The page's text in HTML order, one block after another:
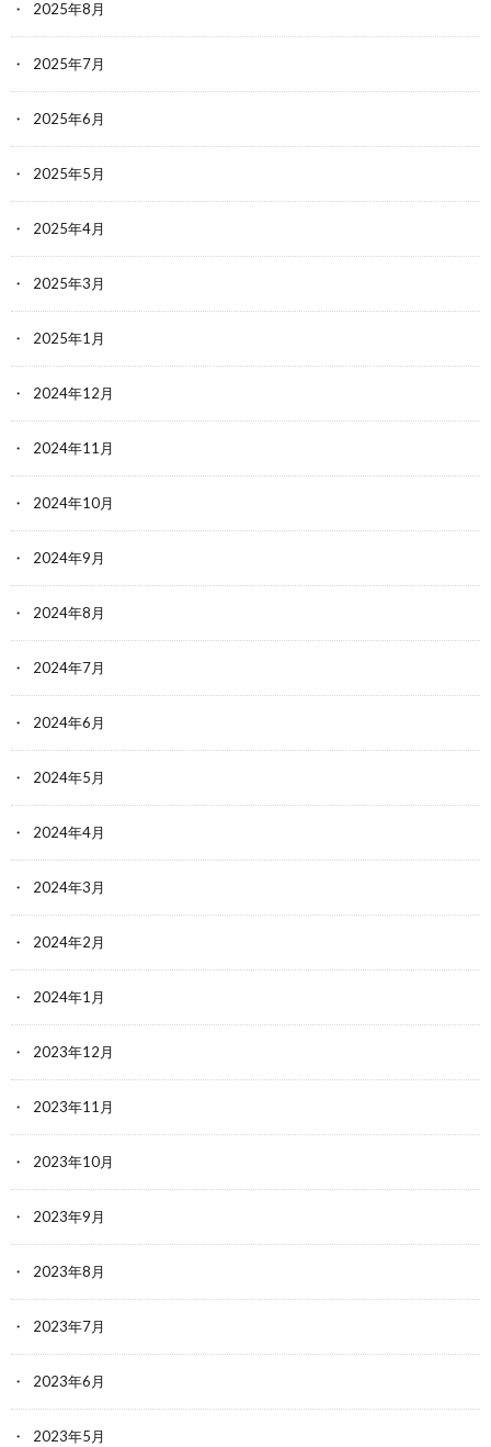
2025年8月
2025年7月
2025年6月
2025年5月
2025年4月
2025年3月
2025年1月
2024年12月
2024年11月
2024年10月
2024年9月
2024年8月
2024年7月
2024年6月
2024年5月
2024年4月
2024年3月
2024年2月
2024年1月
2023年12月
2023年11月
2023年10月
2023年9月
2023年8月
2023年7月
2023年6月
2023年5月